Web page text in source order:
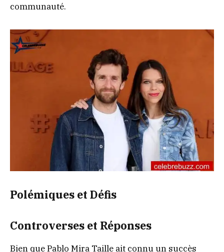
communauté.
Polémiques et Défis
Controverses et Réponses
Bien que Pablo Mira Taille ait connu un succès